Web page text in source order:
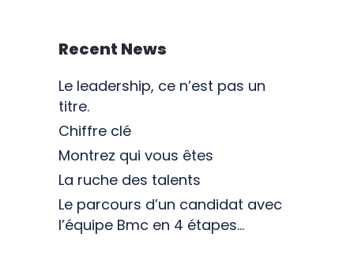
Recent News
Le leadership, ce n’est pas un
titre.
Chiffre clé
Montrez qui vous êtes
La ruche des talents
Le parcours d’un candidat avec
l’équipe Bmc en 4 étapes…